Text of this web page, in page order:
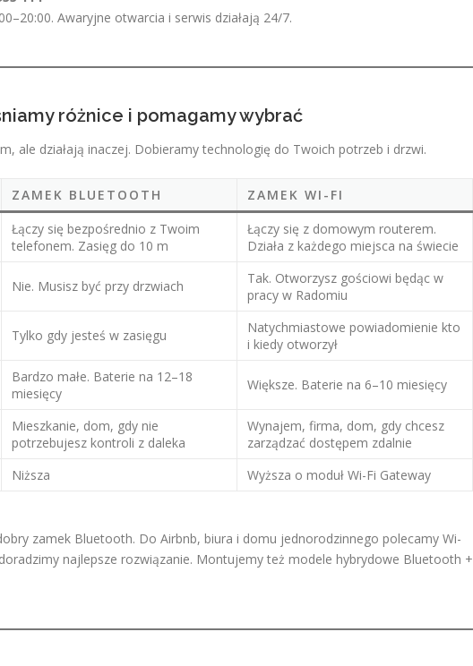
Awaryjne otwarcia i serwis działają 24/7.
różnice i pomagamy wybrać
ale działają inaczej. Dobieramy technologię do Twoich potrzeb i drzwi.
ZAMEK BLUETOOTH ZAMEK WI-FI
Łączy się bezpośrednio z Twoim
telefonem. Zasięg do 10 m
Łączy się z domowym routerem.
Działa z każdego miejsca na świecie
Nie. Musisz być przy drzwiach
Tak. Otworzysz gościowi będąc w
pracy w Radomiu
Tylko gdy jesteś w zasięgu
Natychmiastowe powiadomienie kto
i kiedy otworzył
Bardzo małe. Baterie na 12–18
miesięcy
Większe. Baterie na 6–10 miesięcy
Mieszkanie, dom, gdy nie
potrzebujesz kontroli z daleka
Wynajem, firma, dom, gdy chcesz
zarządzać dostępem zdalnie
Niższa Wyższa o moduł Wi-Fi Gateway
zamek Bluetooth. Do Airbnb, biura i domu jednorodzinnego polecamy Wi-
najlepsze rozwiązanie. Montujemy też modele hybrydowe Bluetooth +